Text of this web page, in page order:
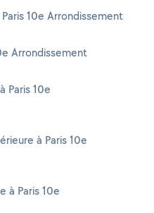
10e Arrondissement
Arrondissement
Paris 10e
à Paris 10e
à Paris 10e